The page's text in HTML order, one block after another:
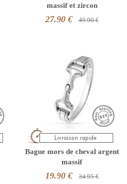
massif et zircon
27.90 € 49.90 €
Bague mors de cheval argent
massif
19.90 € 34.95 €